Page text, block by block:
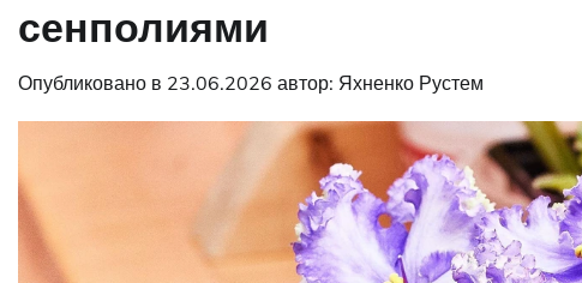
сенполиями
Опубликовано в 23.06.2026 автор: Яхненко Рустем